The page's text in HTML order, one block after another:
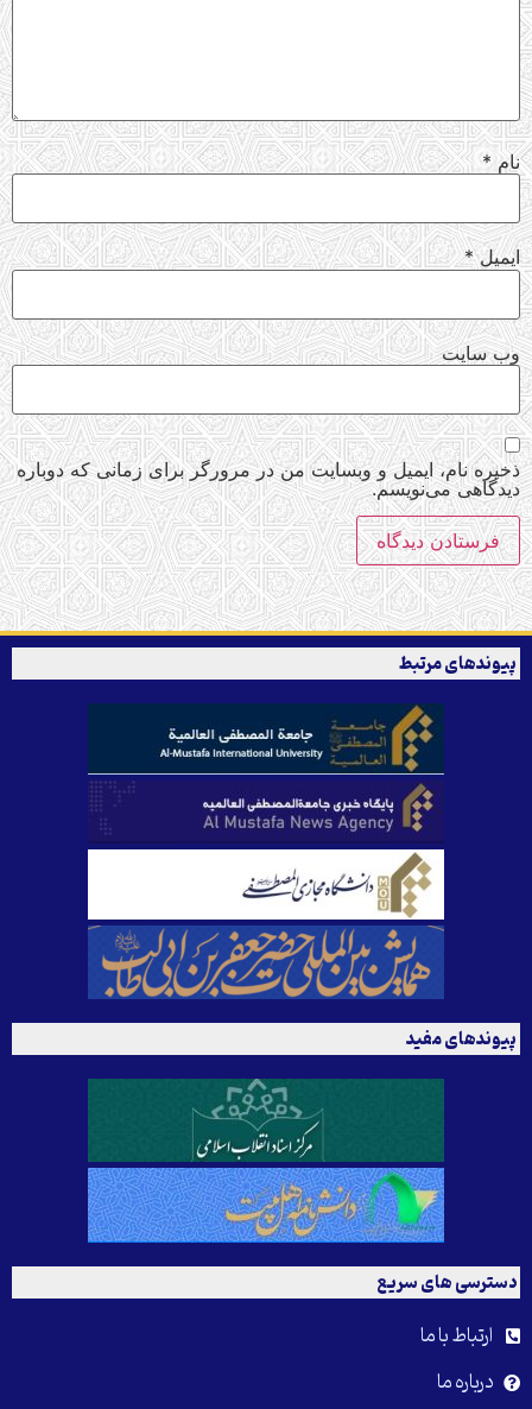
نام *
ایمیل*
وب‌ سایت
ذخیره نام، ایمیل و وبسایت من در مرورگر برای زمانی که دوباره
دیدگاهی می‌نویسم.
پیوندهای مرتبط
پیوندهای مفید
دسترسی های سریع
ارتباط با ما
درباره ما